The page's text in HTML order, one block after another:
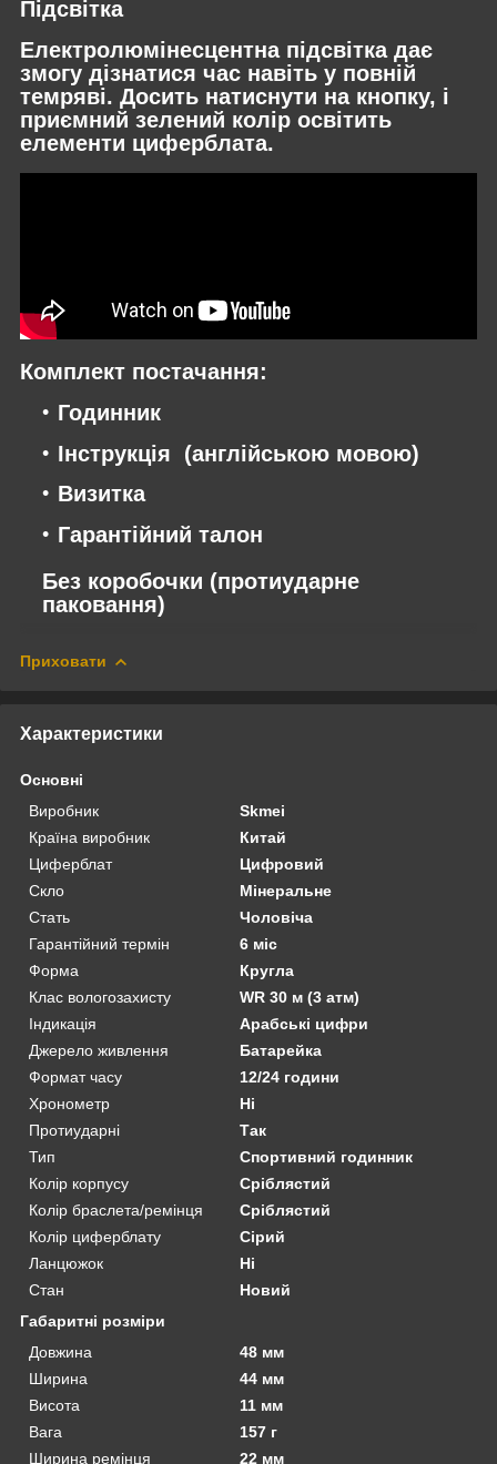
Підсвітка
Електролюмінесцентна підсвітка дає
змогу дізнатися час навіть у повній
темряві. Досить натиснути на кнопку, і
приємний зелений колір освітить
елементи циферблата.
Комплект постачання:
Годинник
Інструкція (англійською мовою)
Визитка
Гарантійний талон
Без коробочки (протиударне
паковання)
Приховати
Характеристики
Основні
Виробник
Skmei
Країна виробник
Китай
Циферблат
Цифровий
Скло
Мінеральне
Стать
Чоловіча
Гарантійний термін
6 міс
Форма
Кругла
Клас вологозахисту
WR 30 м (3 атм)
Індикація
Арабські цифри
Джерело живлення
Батарейка
Формат часу
12/24 години
Хронометр
Ні
Протиударні
Так
Тип
Спортивний годинник
Колір корпусу
Сріблястий
Колір браслета/ремінця
Сріблястий
Колір циферблату
Сірий
Ланцюжок
Ні
Стан
Новий
Габаритні розміри
Довжина
48 мм
Ширина
44 мм
Висота
11 мм
Вага
157 г
Ширина ремінця
22 мм